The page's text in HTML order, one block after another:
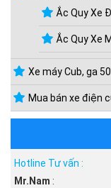
Ắc Quy Xe
Ắc Quy Xe
Xe máy Cub, ga
Mua bán xe điện
Hotline Tư vấn :
Mr.Nam :